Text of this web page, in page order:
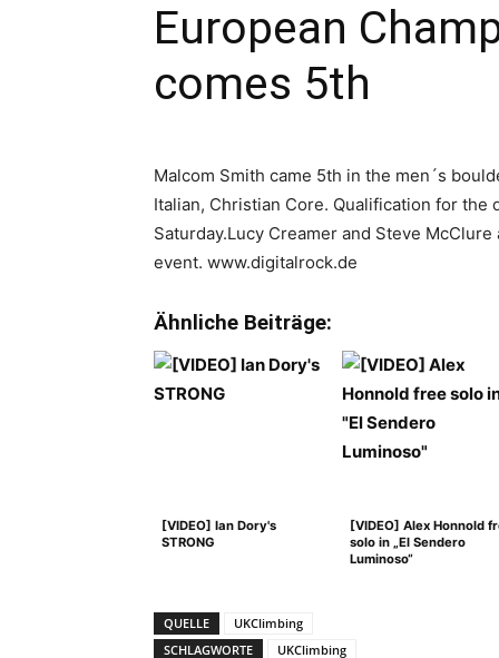
European
comes 5th
Malcom Smith came 5th in the men´s
Italian, Christian Core. Qualification for
Saturday.Lucy Creamer and Steve
event. www.digitalrock.de
Ähnliche Beiträge:
[VIDEO] Ian Dory's
STRONG
[VIDEO] Alex Honnold
solo in „El Sendero
Luminoso“
QUELLE
UKClimbing
SCHLAGWORTE
UKClimbing